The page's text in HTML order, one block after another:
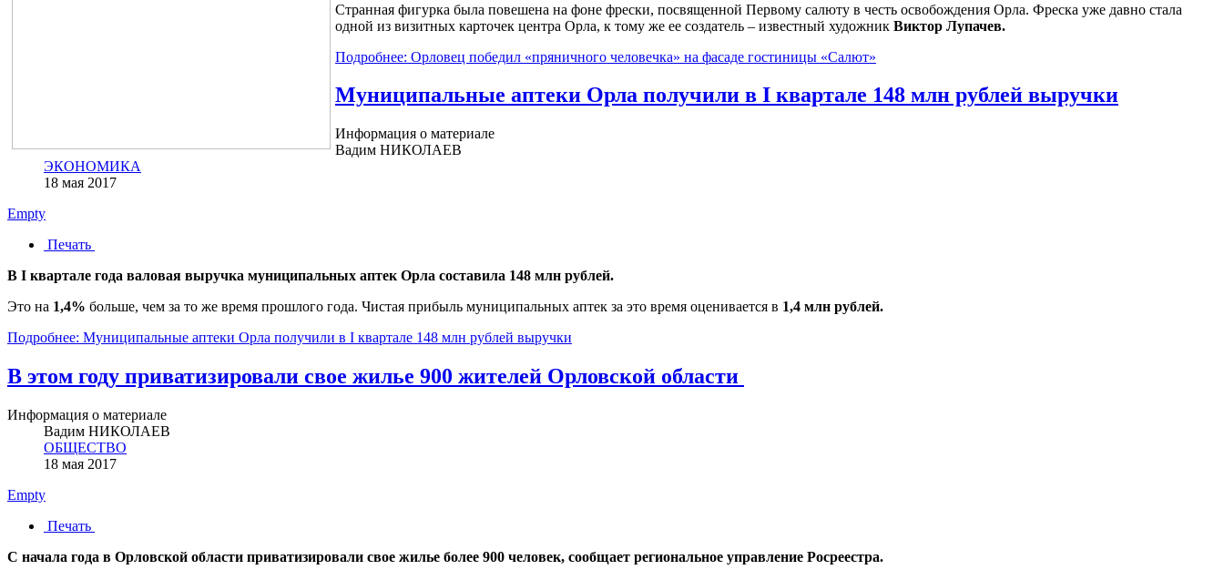
Странная фигурка была повешена на фоне фрески, посвященной Первому салюту в честь освобождения Орла. Фреска уже давно стала
одной из визитных карточек центра Орла, к тому же ее создатель – известный художник Виктор Лупачев.
Подробнее: Орловец победил «пряничного человечка» на фасаде гостиницы «Салют»
Муниципальные аптеки Орла получили в I квартале 148 млн рублей выручки
Информация о материале
Вадим НИКОЛАЕВ
ЭКОНОМИКА
18 мая 2017
Empty
Печать
В I квартале года валовая выручка муниципальных аптек Орла составила 148 млн рублей.
Это на 1,4% больше, чем за то же время прошлого года. Чистая прибыль муниципальных аптек за это время оценивается в 1,4 млн рублей.
Подробнее: Муниципальные аптеки Орла получили в I квартале 148 млн рублей выручки
В этом году приватизировали свое жилье 900 жителей Орловской области
Информация о материале
Вадим НИКОЛАЕВ
ОБЩЕСТВО
18 мая 2017
Empty
Печать
С начала года в Орловской области приватизировали свое жилье более 900 человек, сообщает региональное управление Росреестра.